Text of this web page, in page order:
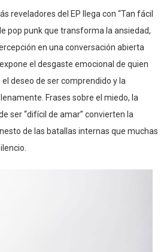
reveladores del EP llega con “Tan fácil
pop punk que transforma la ansiedad,
en una conversación abierta
el desgaste emocional de quien
deseo de ser comprendido y la
Frases sobre el miedo, la
ser “difícil de amar” convierten la
de las batallas internas que muchas